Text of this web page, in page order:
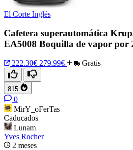
El Corte Inglés
Cafetera superautomática
EA5008 Boquilla de vapor por
222.30€ 279.99€ Gratis
815
0
MirY_oFerTas
Caducados
Lunam
Yves Rocher
2 meses